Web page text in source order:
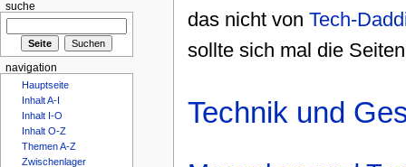
das nicht vonTech-
sollte sich mal die
Technik und
suche
navigation
Hauptseite
Inhalt A-I
Inhalt I-O
Inhalt O-Z
Themen A-Z
Zwischenlager